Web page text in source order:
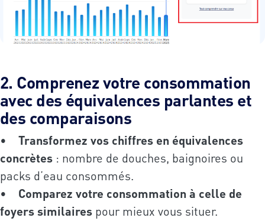
2. Comprenez votre consommation
avec des équivalences parlantes et
des comparaisons
•
Transformez vos chiffres en équivalences
concrètes : nombre de douches, baignoires ou
packs d’eau consommés.
• Comparez votre consommation à celle de
foyers similaires pour mieux vous situer.